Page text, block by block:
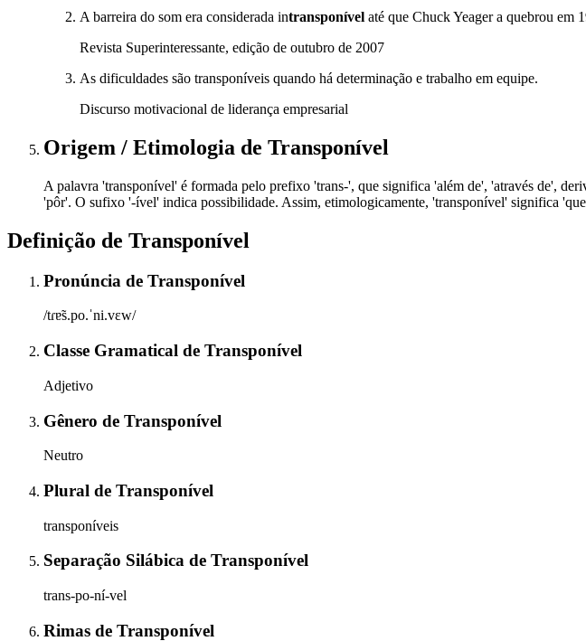
A barreira do som era considerada intransponível até que Chuck Yeager a quebrou em
Revista Superinteressante, edição de outubro de 2007
As dificuldades são transponíveis quando há determinação e trabalho em equipe.
Discurso motivacional de liderança empresarial
Origem / Etimologia de Transponível
A palavra 'transponível' é formada pelo prefixo 'trans-', que significa 'além de', 'através de',
'pôr'. O sufixo '-ível' indica possibilidade. Assim, etimologicamente, 'transponível' significa
Definição de Transponível
Pronúncia de Transponível
/tɾɐ̃s.po.ˈni.vɛw/
Classe Gramatical de Transponível
Adjetivo
Gênero de Transponível
Neutro
Plural de Transponível
transponíveis
Separação Silábica de Transponível
trans-po-ní-vel
Rimas de Transponível